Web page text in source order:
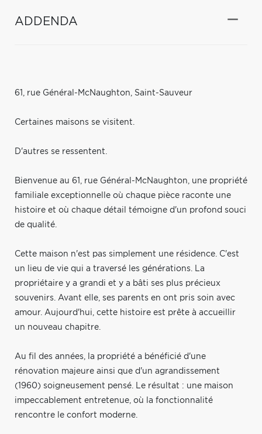
ADDENDA
61, rue Général-McNaughton, Saint-Sauveur
Certaines maisons se visitent.
D'autres se ressentent.
Bienvenue au 61, rue Général-McNaughton, une propriété
familiale exceptionnelle où chaque pièce raconte une
histoire et où chaque détail témoigne d'un profond souci
de qualité.
Cette maison n'est pas simplement une résidence. C'est
un lieu de vie qui a traversé les générations. La
propriétaire y a grandi et y a bâti ses plus précieux
souvenirs. Avant elle, ses parents en ont pris soin avec
amour. Aujourd'hui, cette histoire est prête à accueillir
un nouveau chapitre.
Au fil des années, la propriété a bénéficié d'une
rénovation majeure ainsi que d'un agrandissement
(1960) soigneusement pensé. Le résultat : une maison
impeccablement entretenue, où la fonctionnalité
rencontre le confort moderne.